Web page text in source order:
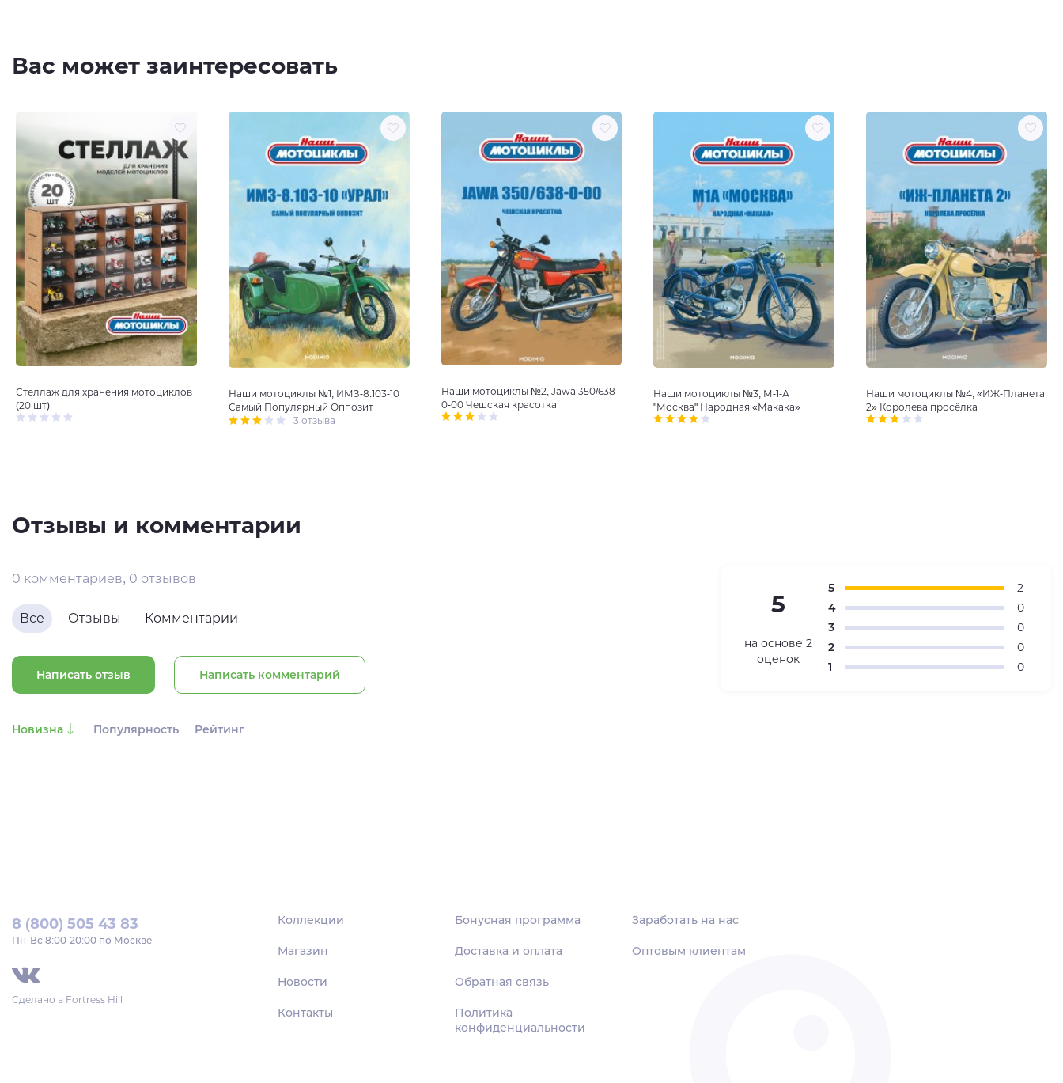
Вас может заинтересовать
Стеллаж для хранения мотоциклов
(20 шт)
Наши мотоциклы №1, ИМЗ-8.103-10
Самый Популярный Оппозит
3 отзыва
Наши мотоциклы №2, Jawa 350/638-
0-00 Чешская красотка
Наши мотоциклы №3, М-1-А
"Москва" Народная «Макака»
Наши мотоциклы №4, «ИЖ-Планета
2» Королева просёлка
Отзывы и комментарии
0 комментариев, 0 отзывов
Все Отзывы Комментарии
Написать отзыв Написать комментарий
Новизна Популярность Рейтинг
5
на основе 2
оценок
5
2
4
0
3
0
2
0
1
0
8 (800) 505 43 83
Пн‑Вс 8:00-20:00 по Москве
Сделано в Fortress Hill
Коллекции
Магазин
Новости
Контакты
Бонусная программа
Доставка и оплата
Обратная связь
Политика
конфиденциальности
Заработать на нас
Оптовым клиентам